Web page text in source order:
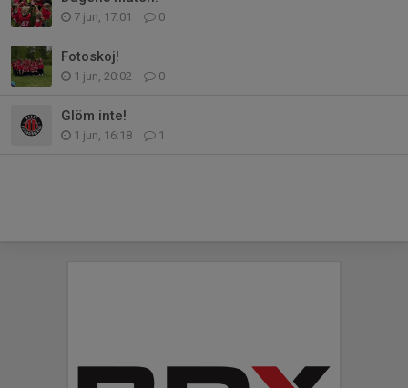
7 jun, 17:01 0
Fotoskoj!
1 jun, 20:02 0
Glöm inte!
1 jun, 16:18 1